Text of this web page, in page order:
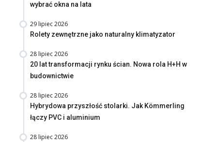
wybrać okna na lata
29 lipiec 2026
Rolety zewnętrzne jako naturalny klimatyzator
28 lipiec 2026
20 lat transformacji rynku ścian. Nowa rola H+H w
budownictwie
28 lipiec 2026
Hybrydowa przyszłość stolarki. Jak Kömmerling
łączy PVC i aluminium
28 lipiec 2026